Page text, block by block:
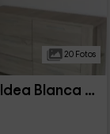
20 Fotos
Lightbooking Vacation Rentals- Aldea Blanca Family